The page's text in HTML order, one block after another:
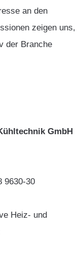
an den
zeigen uns,
der Branche
GmbH
9630-30
Heiz- und